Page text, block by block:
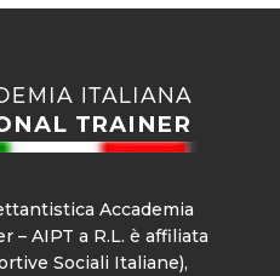
Accademia
– AIPT a R.L. è affiliata
Sociali Italiane),